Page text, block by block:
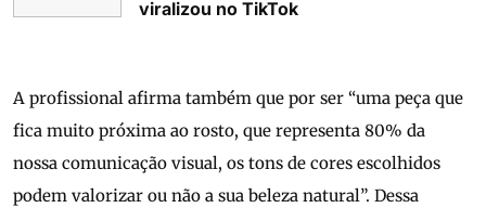
viralizou no TikTok
A profissional afirma também que por ser “uma peça que
fica muito próxima ao rosto, que representa 80% da
nossa comunicação visual, os tons de cores escolhidos
podem valorizar ou não a sua beleza natural”. Dessa